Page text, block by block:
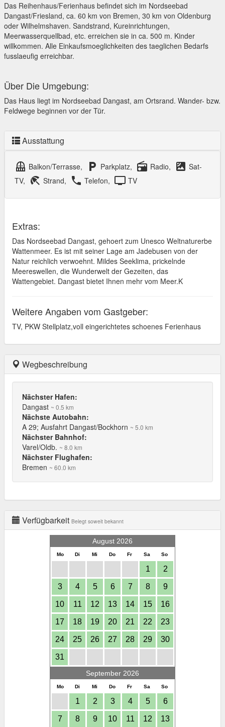
Das Reihenhaus/Ferienhaus befindet sich im Nordseebad
Dangast/Friesland, ca. 60 km von Bremen, 30 km von Oldenburg
oder Wilhelmshaven. Sandstrand, Kureinrichtungen,
Meerwasserquellbad, etc. erreichen sie in ca. 500 m. Kinder
willkommen. Alle Einkaufsmoeglichkeiten des taeglichen Bedarfs
fusslaeufig erreichbar.
Über Die Umgebung:
Das Haus liegt im Nordseebad Dangast, am Ortsrand. Wander- bzw.
Feldwege beginnen vor der Tür.
Ausstattung
balcony Balkon/Terrasse, local_parking Parkplatz, radio Radio, satellite Sat-
TV, beach_access Strand, local_phone Telefon, tv TV
Extras:
Das Nordseebad Dangast, gehoert zum Unesco Weltnaturerbe
Wattenmeer. Es ist mit seiner Lage am Jadebusen von der
Natur reichlich verwoehnt. Mildes Seeklima, prickelnde
Meereswellen, die Wunderwelt der Gezeiten, das
Wattengebiet. Dangast bietet Ihnen mehr vom Meer.K
Weitere Angaben vom Gastgeber:
TV, PKW Stellplatz,voll eingerichtetes schoenes Ferienhaus
Wegbeschreibung
Nächster Hafen:
Dangast ~ 0.5 km
Nächste Autobahn:
A 29; Ausfahrt Dangast/Bockhorn ~ 5.0 km
Nächster Bahnhof:
Varel/Oldb. ~ 8.0 km
Nächster Flughafen:
Bremen ~ 60.0 km
Verfügbarkeit Belegt soweit bekannt
August 2026
Mo Di Mi Do Fr Sa So
1 2
3 4 5 6 7 8 9
10 11 12 13 14 15 16
17 18 19 20 21 22 23
24 25 26 27 28 29 30
31
September 2026
Mo Di Mi Do Fr Sa So
1 2 3 4 5 6
7 8 9 10 11 12 13